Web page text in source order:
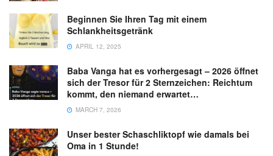
Beginnen Sie Ihren Tag mit einem
Schlankheitsgetränk
APRIL 12, 2025
Baba Vanga hat es vorhergesagt – 2026 öffnet
sich der Tresor für 2 Sternzeichen: Reichtum
kommt, den niemand erwartet…
MARCH 7, 2026
Unser bester Schaschliktopf wie damals bei
Oma in 1 Stunde!